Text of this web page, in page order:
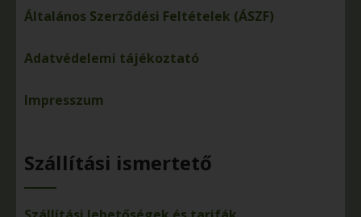
Általános Szerződési Feltételek (ÁSZF)
Adatvédelemi tájékoztató
Impresszum
Szállítási ismertető